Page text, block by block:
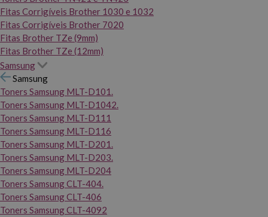
Fitas Corrigíveis Brother 1030 e 1032
Fitas Corrigíveis Brother 7020
Fitas Brother TZe (9mm)
Fitas Brother TZe (12mm)
Samsung
Samsung
Toners Samsung MLT-D101.
Toners Samsung MLT-D1042.
Toners Samsung MLT-D111
Toners Samsung MLT-D116
Toners Samsung MLT-D201.
Toners Samsung MLT-D203.
Toners Samsung MLT-D204
Toners Samsung CLT-404.
Toners Samsung CLT-406
Toners Samsung CLT-4092